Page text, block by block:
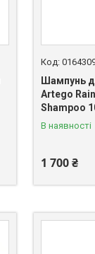
Шампунь
Artego
Shampoo
В наявності
1 700 ₴